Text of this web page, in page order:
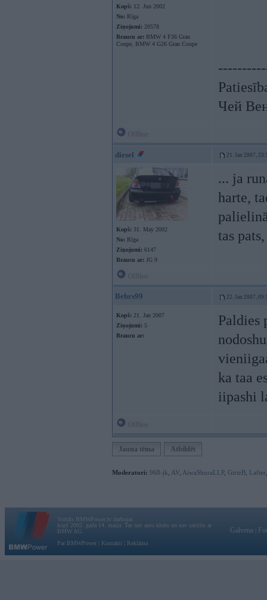
Kopš: 12. Jun 2002
No: Rīga
Ziņojumi: 20578
Braucu ar: BMW 4 F36 Gran
Coupe, BMW 4 G26 Gran Coupe
Чей
diesel 21. Jan 2007,
Kopš: 31. May 2002
No: Rīga
Ziņojumi: 6147
Braucu ar: JG 9
... ja
harte,
tas
Bebrs99 22. Jan 2007,
Kopš: 21. Jan 2007
Ziņojumi: 5
Braucu ar:
Paldies
ka taa
iipashi
Jauna tēma Atbildēt
Moderatori: 968-jk AV AiwaShuraLLP, GirtzB Lafter
Vortāls BMWPower.lv darbojas
kopš 2002. gada 14. maija. Tas nav auto klubs un nav saistīts ar
BMW AG.
Par BMWPower
Kontakti Reklāma
Galvena